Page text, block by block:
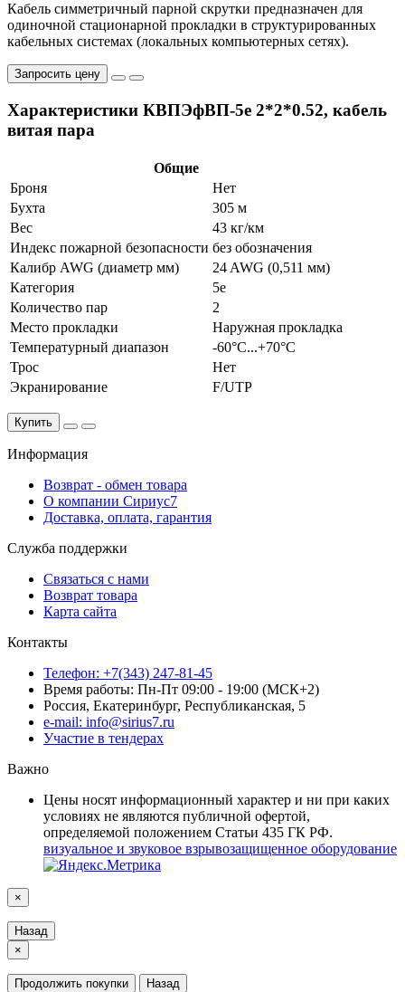
Кабель симметричный парной скрутки предназначен для
одиночной стационарной прокладки в структурированных
кабельных системах (локальных компьютерных сетях).
Запросить цену
Характеристики КВПЭфВП-5е 2*2*0.52, кабель
витая пара
Общие
Броня
Нет
Бухта
305 м
Вес
43 кг/км
Индекс пожарной безопасности без обозначения
Калибр AWG (диаметр мм)
24 AWG (0,511 мм)
Категория
5e
Количество пар
2
Место прокладки
Наружная прокладка
Температурный диапазон
-60°С...+70°С
Трос
Нет
Экранирование
F/UTP
Купить
Информация
Возврат - обмен товара
О компании Сириус7
Доставка, оплата, гарантия
Служба поддержки
Связаться с нами
Возврат товара
Карта сайта
Контакты
Телефон: +7(343) 247-81-45
Время работы: Пн-Пт 09:00 - 19:00 (МСК+2)
Россия, Екатеринбург, Республиканская, 5
e-mail: info@sirius7.ru
Участие в тендерах
Важно
Цены носят информационный характер и ни при каких
условиях не являются публичной офертой,
определяемой положением Статьи 435 ГК РФ.
визуальное и звуковое взрывозащищенное оборудование
×
Назад
×
Продолжить покупки Назад